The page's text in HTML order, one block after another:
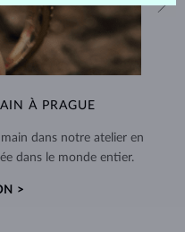
À PRAGUE
dans notre atelier en
dans le monde entier.
>